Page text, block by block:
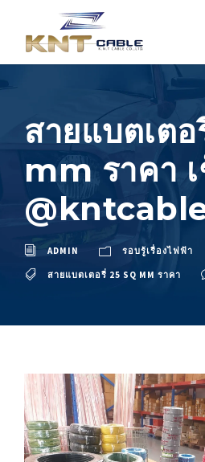
สายแบตเต
mm ราคา
ADMIN รอบรู้เรื่องไฟฟ้า
สายแบตเตอรี่ 25 SQ MM ราคา